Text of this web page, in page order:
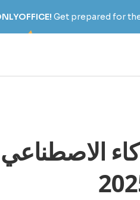
Get prepared for